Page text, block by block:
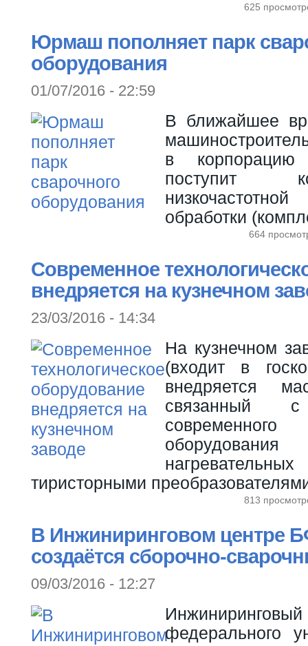
625
Юрмаш пополняет парк
оборудования
01/07/2016 - 22:59
В ближайшее
в корпорацию
поступит
обработки
664
Современное
внедряется на кузнечном
23/03/2016 - 14:34
На кузнечном
(входит в
внедряется
связанный с
современного
тиристорными
813
В Инжиниринговом центре
создаётся сборочно-
09/03/2016 - 12:27
Инжиниринговый
федерального